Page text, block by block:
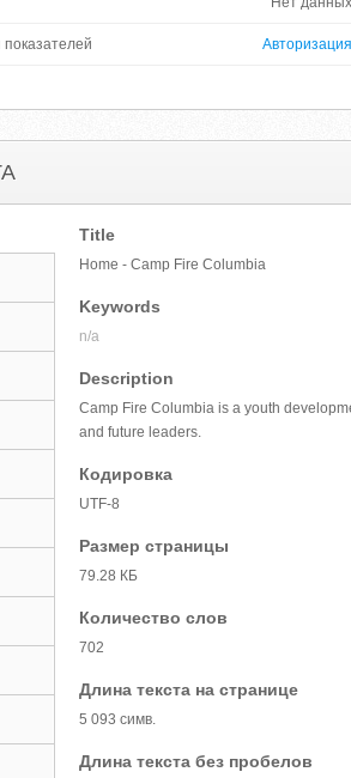
Авторизация
Title
Home - Camp Fire Columbia
Keywords
n/a
Description
Camp Fire Columbia is a youth
and future leaders.
Кодировка
UTF-8
Размер страницы
79.28 КБ
Количество слов
702
Длина текста на странице
5 093 симв.
Длина текста без пробелов